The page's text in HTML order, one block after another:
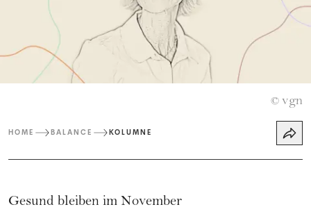
© vgn
HOME BALANCE KOLUMNE
Gesund bleiben im November